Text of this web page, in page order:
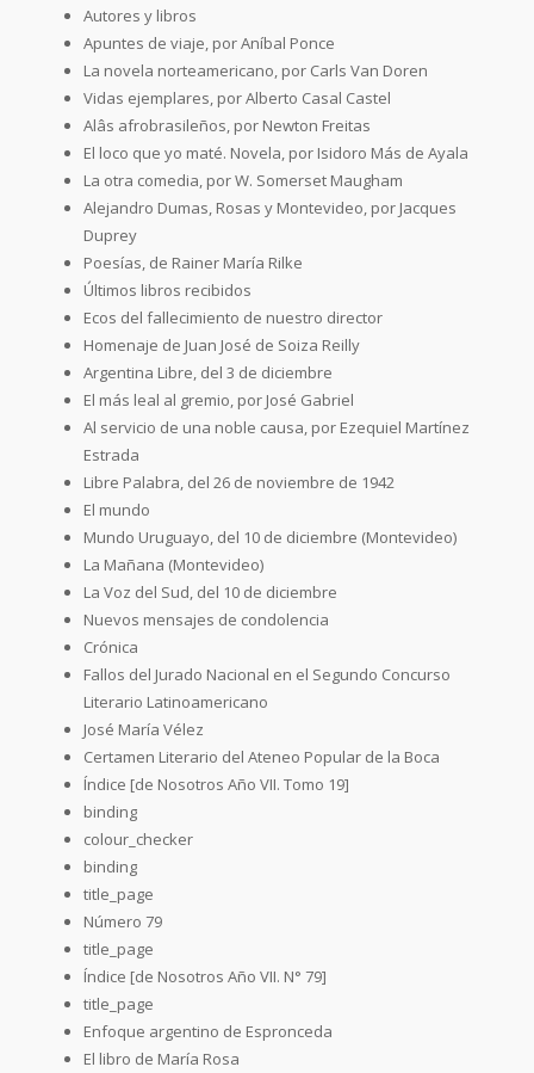
Autores y libros
Apuntes de viaje, por Aníbal Ponce
La novela norteamericano, por Carls Van Doren
Vidas ejemplares, por Alberto Casal Castel
Alâs afrobrasileños, por Newton Freitas
El loco que yo maté. Novela, por Isidoro Más de Ayala
La otra comedia, por W. Somerset Maugham
Alejandro Dumas, Rosas y Montevideo, por Jacques
Duprey
Poesías, de Rainer María Rilke
Últimos libros recibidos
Ecos del fallecimiento de nuestro director
Homenaje de Juan José de Soiza Reilly
Argentina Libre, del 3 de diciembre
El más leal al gremio, por José Gabriel
Al servicio de una noble causa, por Ezequiel Martínez
Estrada
Libre Palabra, del 26 de noviembre de 1942
El mundo
Mundo Uruguayo, del 10 de diciembre (Montevideo)
La Mañana (Montevideo)
La Voz del Sud, del 10 de diciembre
Nuevos mensajes de condolencia
Crónica
Fallos del Jurado Nacional en el Segundo Concurso
Literario Latinoamericano
José María Vélez
Certamen Literario del Ateneo Popular de la Boca
Índice [de Nosotros Año VII. Tomo 19]
binding
colour_checker
binding
title_page
Número 79
title_page
Índice [de Nosotros Año VII. N° 79]
title_page
Enfoque argentino de Espronceda
El libro de María Rosa